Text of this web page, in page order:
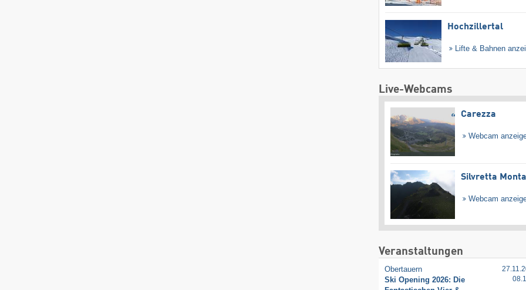
Hochzillertal
Lifte & Bahnen
Live-Webcams
Carezza
Webcam
Silvretta
Webcam
Veranstaltungen
Obertauern
Ski Opening 2026: Die